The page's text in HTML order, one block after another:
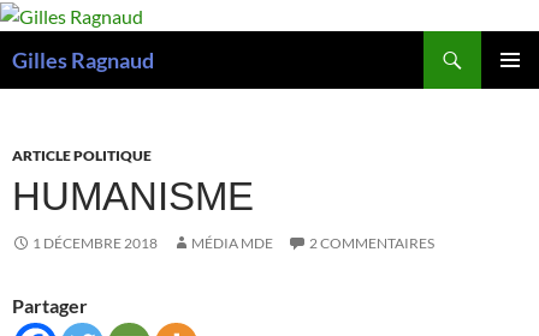
Gilles Ragnaud
ARTICLE POLITIQUE
HUMANISME
1 DÉCEMBRE 2018 MÉDIA MDE 2 COMMENTAIRES
Partager